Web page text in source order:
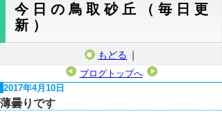
今日の鳥取砂丘（毎日更
新）
もどる ｜
ブログトップへ
2017年4月10日
薄曇りです